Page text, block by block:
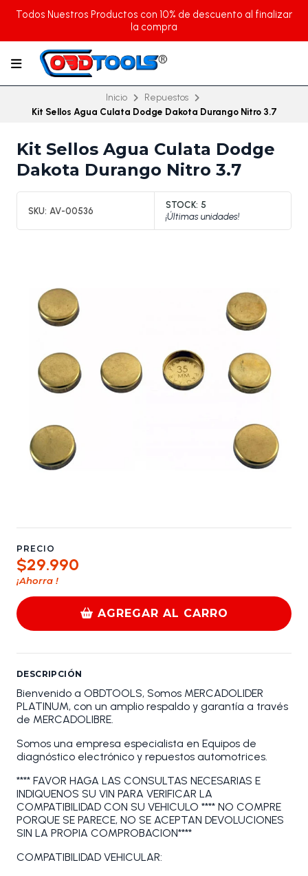
Todos Nuestros Productos con 10% de descuento al finalizar
la compra
Inicio
Repuestos
Kit Sellos Agua Culata Dodge Dakota Durango Nitro 3.7
Kit Sellos Agua Culata Dodge
Dakota Durango Nitro 3.7
SKU: AV-00536
STOCK: 5
¡Últimas unidades!
PRECIO
$29.990
¡Ahorra !
AGREGAR AL CARRO
DESCRIPCIÓN
Bienvenido a OBDTOOLS, Somos MERCADOLIDER
PLATINUM, con un amplio respaldo y garantía a través
de MERCADOLIBRE.
Somos una empresa especialista en Equipos de
diagnóstico electrónico y repuestos automotrices.
**** FAVOR HAGA LAS CONSULTAS NECESARIAS E
INDIQUENOS SU VIN PARA VERIFICAR LA
COMPATIBILIDAD CON SU VEHICULO **** NO COMPRE
PORQUE SE PARECE, NO SE ACEPTAN DEVOLUCIONES
SIN LA PROPIA COMPROBACION****
COMPATIBILIDAD VEHICULAR: